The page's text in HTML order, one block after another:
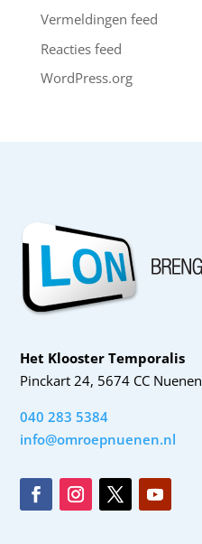
Vermeldingen feed
Reacties feed
WordPress.org
Het Klooster Temporalis
Pinckart 24, 5674 CC Nuenen
040 283 5384
info@omroepnuenen.nl